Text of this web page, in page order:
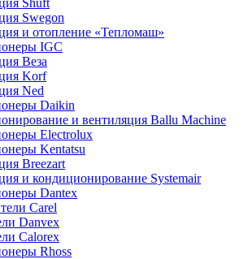
Shuft
Swegon
и отопление «Тепломаш»
IGC
Веза
Korf
Ned
Daikin
и вентиляция Ballu Machine
Electrolux
Kentatsu
Breezart
и кондиционирование Systemair
Dantex
Carel
Danvex
Calorex
Rhoss